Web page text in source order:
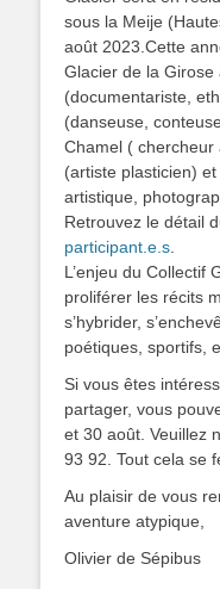
sous la Meije
août 2023.Cette
Glacier de la
(documentariste,
(danseuse,
Chamel ( chercheur
(artiste plasticien) et
artistique,
Retrouvez le détail
participant.e.s
L’enjeu du Collectif
proliférer les récits
s’hybrider,
poétiques, sportifs,
Si vous êtes
partager, vous
et 30 août. Veuillez
93 92. Tout cela se
Au plaisir de vous
aventure atypique,
Olivier de Sépibus